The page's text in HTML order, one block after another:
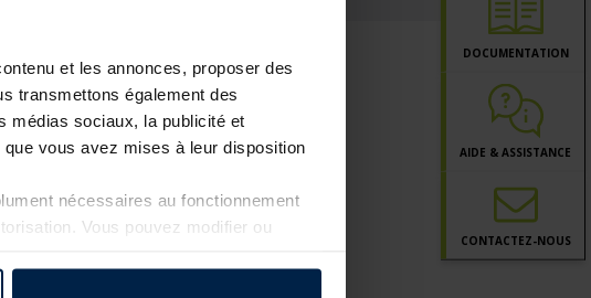
et les annonces, proposer des
transmettons également des
médias sociaux, la publicité et
vous avez mises à leur disposition
nécessaires au fonctionnement
Vous pouvez modifier ou
DOCUMENTATION
AIDE & ASSISTANCE
CONTACTEZ-NOUS